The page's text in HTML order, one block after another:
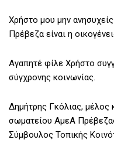
Χρήστο μου μην
Πρέβεζα είναι η
Αγαπητέ φίλε Χρήστο
σύγχρονης κοινωνίας.
Δημήτρης Γκόλιας, μέλος
σωματείου ΑμεΑ
Σύμβουλος Τοπικής